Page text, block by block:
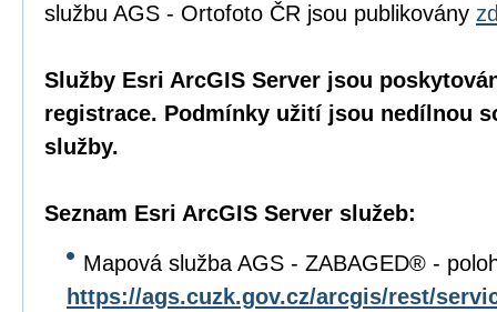
službu AGS - Ortofoto ČR jsou publikovány
Služby Esri ArcGIS Server jsou
registrace. Podmínky užití jsou nedílnou
služby.
Seznam Esri ArcGIS Server služeb:
Mapová služba AGS - ZABAGED® -
https://ags.cuzk.gov.cz/arcgis/rest/